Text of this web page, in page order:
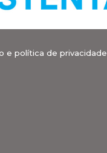
e política de privacidade